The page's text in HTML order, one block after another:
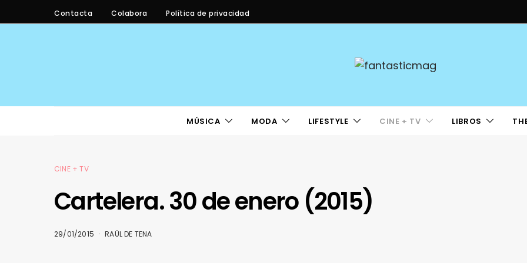
Contacta Colabora Política de privacidad
MÚSICA MODA LIFESTYLE CINE + TV LIBROS
CINE + TV
Cartelera. 30 de enero (2015)
29/01/2015 RAÜL DE TENA